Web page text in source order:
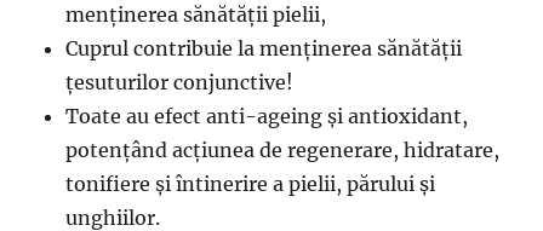
menținerea sănătății pielii,
Cuprul contribuie la menținerea sănătății
țesuturilor conjunctive!
Toate au efect anti-ageing și antioxidant,
potențând acțiunea de regenerare, hidratare,
tonifiere și întinerire a pielii, părului și
unghiilor.